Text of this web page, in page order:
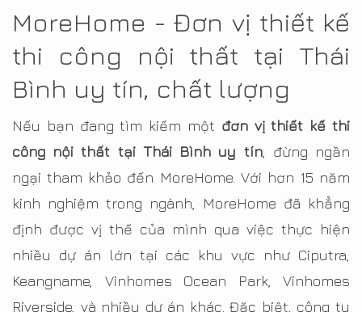
MoreHome - Đơn vị thiết kế
thi công nội thất tại Thái
Bình uy tín, chất lượng
Nếu bạn đang tìm kiếm một đơn vị thiết kế thi
công nội thất tại Thái Bình uy tín, đừng ngần
ngại tham khảo đến MoreHome. Với hơn 15 năm
kinh nghiệm trong ngành, MoreHome đã khẳng
định được vị thế của mình qua việc thực hiện
nhiều dự án lớn tại các khu vực như Ciputra,
Keangname, Vinhomes Ocean Park, Vinhomes
Riverside, và nhiều dự án khác. Đặc biệt, công ty